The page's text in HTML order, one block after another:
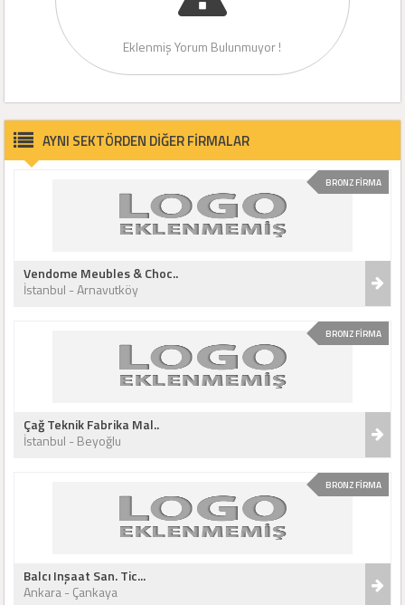
Eklenmiş Yorum Bulunmuyor !
AYNI SEKTÖRDEN DİĞER FİRMALAR
BRONZ FİRMA
Vendome Meubles & Choc..
İstanbul - Arnavutköy
BRONZ FİRMA
Çağ Teknik Fabrika Mal..
İstanbul - Beyoğlu
BRONZ FİRMA
Balcı Inşaat San. Tic...
Ankara - Çankaya